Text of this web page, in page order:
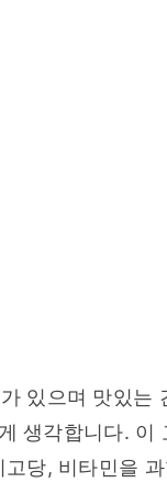
있으며 맛있는
생각합니다. 이
당, 비타민을